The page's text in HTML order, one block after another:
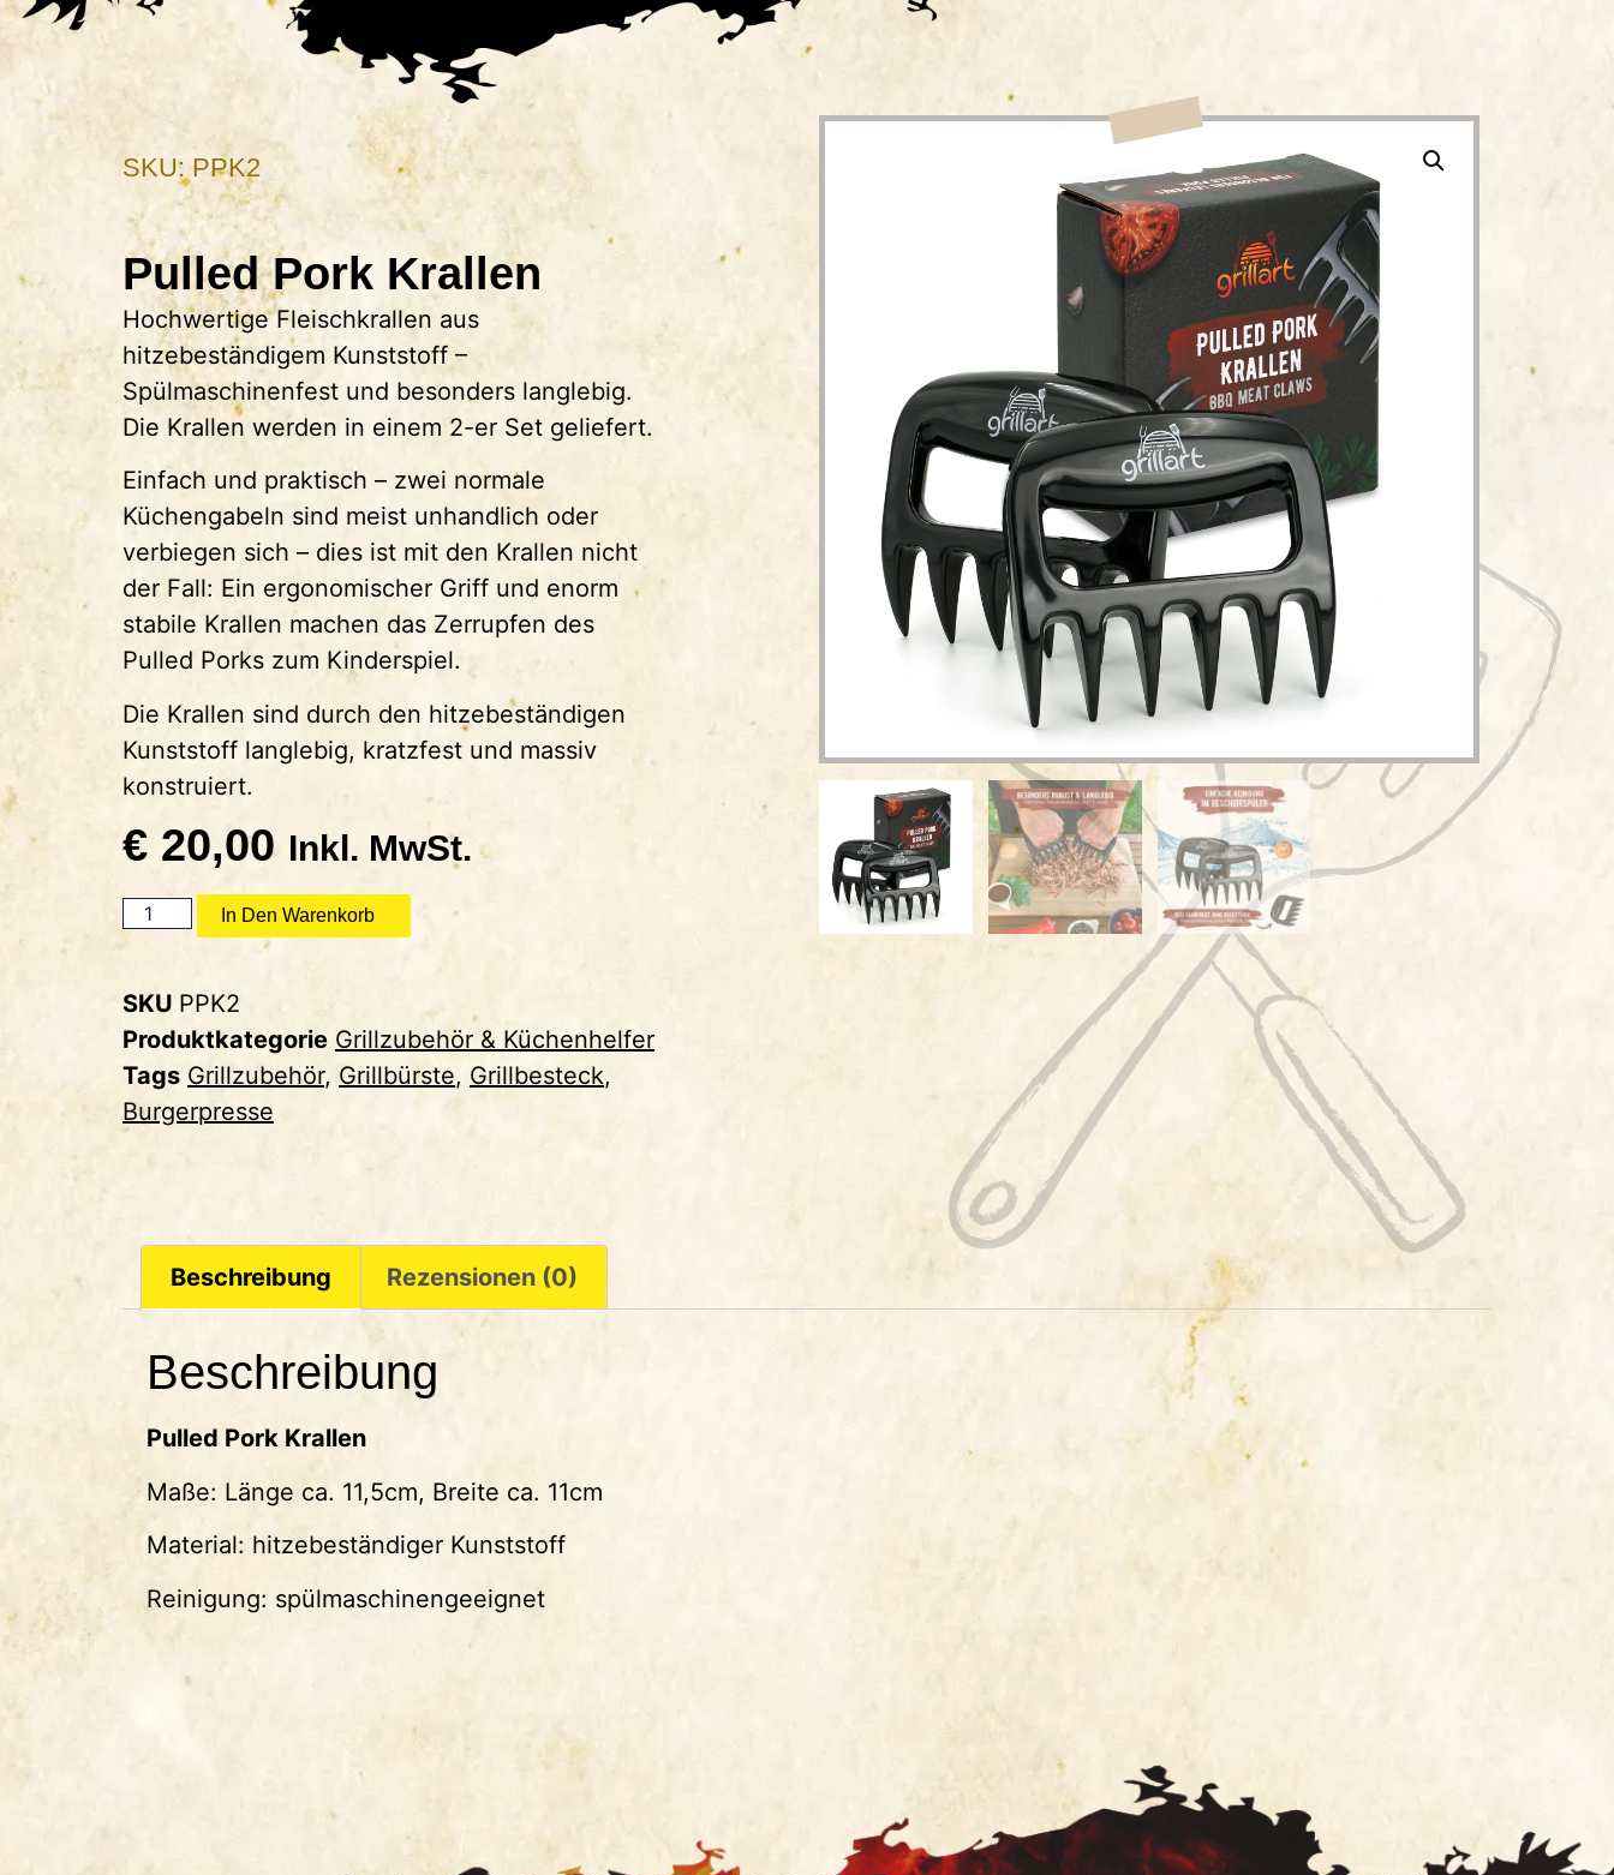
SKU: PPK2
Pulled Pork Krallen
Hochwertige Fleischkrallen aus
hitzebeständigem Kunststoff –
Spülmaschinenfest und besonders langlebig.
Die Krallen werden in einem 2-er Set geliefert.
Einfach und praktisch – zwei normale
Küchengabeln sind meist unhandlich oder
verbiegen sich – dies ist mit den Krallen nicht
der Fall: Ein ergonomischer Griff und enorm
stabile Krallen machen das Zerrupfen des
Pulled Porks zum Kinderspiel.
Die Krallen sind durch den hitzebeständigen
Kunststoff langlebig, kratzfest und massiv
konstruiert.
€ 20,00 Inkl. MwSt.
In Den Warenkorb
SKU PPK2
Produktkategorie Grillzubehör & Küchenhelfer
Tags Grillzubehör, Grillbürste, Grillbesteck,
Burgerpresse
Beschreibung Rezensionen (0)
Beschreibung
Pulled Pork Krallen
Maße: Länge ca. 11,5cm, Breite ca. 11cm
Material: hitzebeständiger Kunststoff
Reinigung: spülmaschinengeeignet